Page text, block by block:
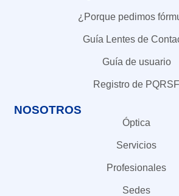
¿Porque pedimos
Guía Lentes de
Guía de usuario
Registro de PQRSF
NOSOTROS
Óptica
Servicios
Profesionales
Sedes